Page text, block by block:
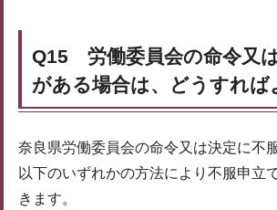
Q15 労働委員会の命令又
がある場合は、どうすれば
奈良県労働委員会の命令又は決定に不
以下のいずれかの方法により不服申立
きます。